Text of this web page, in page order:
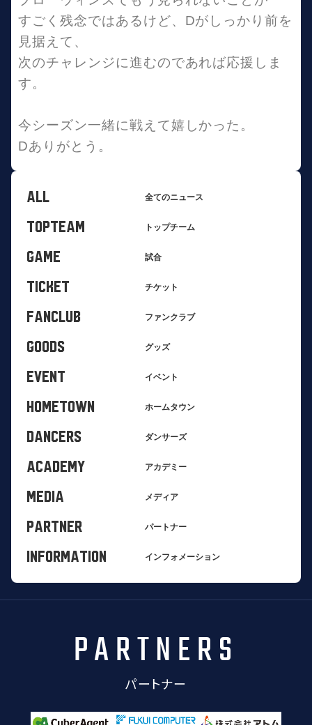
すごく残念ではあるけど、Dがしっかり前を
見据えて、
次のチャレンジに進むのであれば応援しま
す。
今シーズン一緒に戦えて嬉しかった。
Dありがとう。
ALL 全てのニュース
TOPTEAM トップチーム
GAME 試合
TICKET チケット
FANCLUB ファンクラブ
GOODS グッズ
EVENT イベント
HOMETOWN ホームタウン
DANCERS ダンサーズ
ACADEMY アカデミー
MEDIA メディア
PARTNER パートナー
INFORMATION インフォメーション
PARTNERS
パートナー